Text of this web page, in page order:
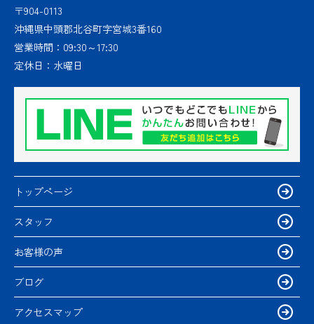
〒904-0113
沖縄県中頭郡北谷町字宮城3番160
営業時間： 09:30～17:30
定休日： 水曜日
トップページ
スタッフ
お客様の声
ブログ
アクセスマップ